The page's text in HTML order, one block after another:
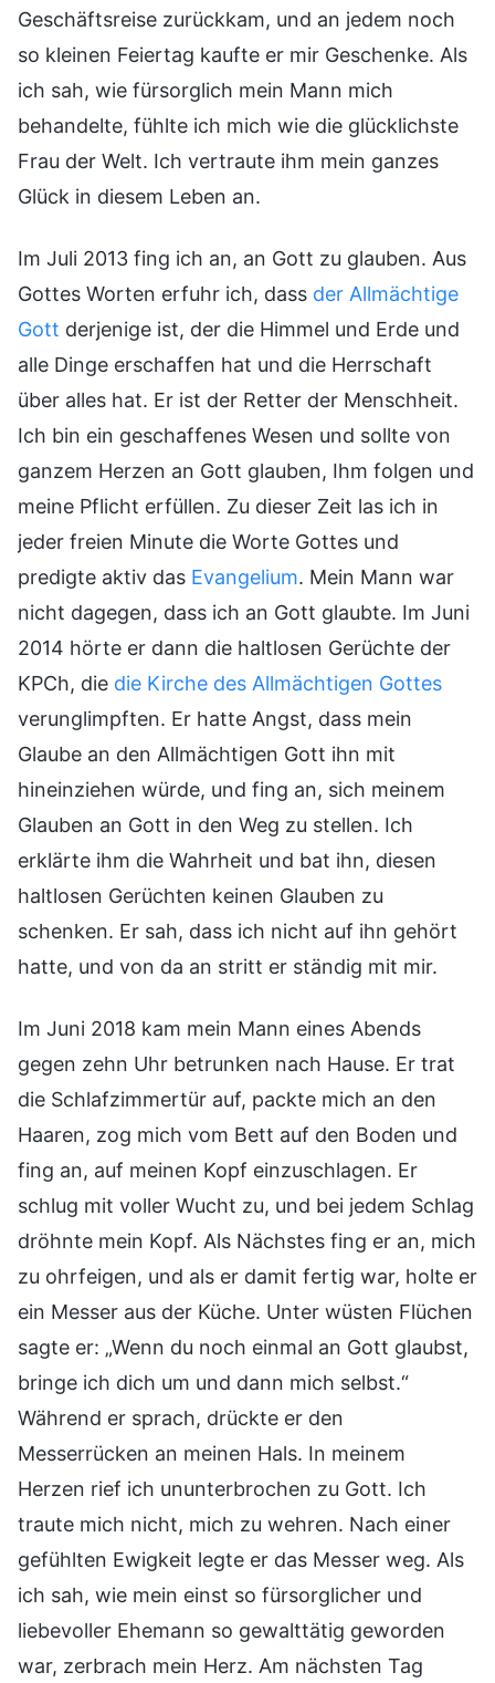
Geschäftsreise zurückkam, und an jedem noch
so kleinen Feiertag kaufte er mir Geschenke. Als
ich sah, wie fürsorglich mein Mann mich
behandelte, fühlte ich mich wie die glücklichste
Frau der Welt. Ich vertraute ihm mein ganzes
Glück in diesem Leben an.
Im Juli 2013 fing ich an, an Gott zu glauben. Aus
Gottes Worten erfuhr ich, dass der Allmächtige
Gott derjenige ist, der die Himmel und Erde und
alle Dinge erschaffen hat und die Herrschaft
über alles hat. Er ist der Retter der Menschheit.
Ich bin ein geschaffenes Wesen und sollte von
ganzem Herzen an Gott glauben, Ihm folgen und
meine Pflicht erfüllen. Zu dieser Zeit las ich in
jeder freien Minute die Worte Gottes und
predigte aktiv das Evangelium. Mein Mann war
nicht dagegen, dass ich an Gott glaubte. Im Juni
2014 hörte er dann die haltlosen Gerüchte der
KPCh, die die Kirche des Allmächtigen Gottes
verunglimpften. Er hatte Angst, dass mein
Glaube an den Allmächtigen Gott ihn mit
hineinziehen würde, und fing an, sich meinem
Glauben an Gott in den Weg zu stellen. Ich
erklärte ihm die Wahrheit und bat ihn, diesen
haltlosen Gerüchten keinen Glauben zu
schenken. Er sah, dass ich nicht auf ihn gehört
hatte, und von da an stritt er ständig mit mir.
Im Juni 2018 kam mein Mann eines Abends
gegen zehn Uhr betrunken nach Hause. Er trat
die Schlafzimmertür auf, packte mich an den
Haaren, zog mich vom Bett auf den Boden und
fing an, auf meinen Kopf einzuschlagen. Er
schlug mit voller Wucht zu, und bei jedem Schlag
dröhnte mein Kopf. Als Nächstes fing er an, mich
zu ohrfeigen, und als er damit fertig war, holte er
ein Messer aus der Küche. Unter wüsten Flüchen
sagte er: „Wenn du noch einmal an Gott glaubst,
bringe ich dich um und dann mich selbst.“
Während er sprach, drückte er den
Messerrücken an meinen Hals. In meinem
Herzen rief ich ununterbrochen zu Gott. Ich
traute mich nicht, mich zu wehren. Nach einer
gefühlten Ewigkeit legte er das Messer weg. Als
ich sah, wie mein einst so fürsorglicher und
liebevoller Ehemann so gewalttätig geworden
war, zerbrach mein Herz. Am nächsten Tag